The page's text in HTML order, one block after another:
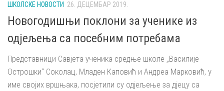
ШКОЛСКЕ НОВОСТИ 26. ДЕЦЕМБАР 2019.
Новогодишњи поклони за ученике из
одјељења са посебним потребама
Представници Савјета ученика средње школе „Василије
Острошки“ Соколац, Младен Каповић и Андреа Марковић, у
име својих вршњака, посјетили су одјељење за дјецу са